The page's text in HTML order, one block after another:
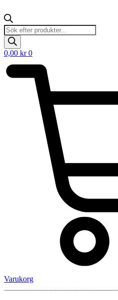
Products
search
0,00 kr 0
Varukorg